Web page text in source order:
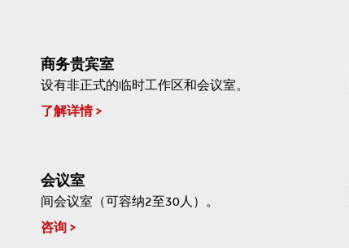
商务贵宾室
设有非正式的临时工作区和会议室。
了解详情
会议室
间会议室（可容纳2至30人）。
咨询